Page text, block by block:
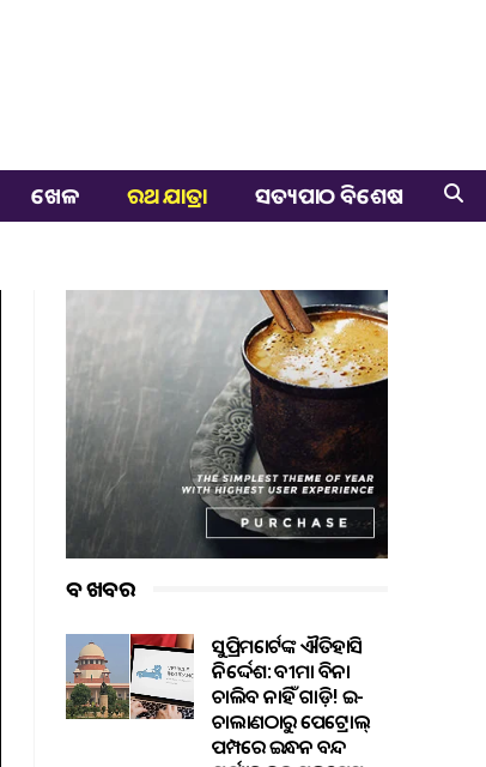
ଖେଳ ରଥ ଯାତ୍ରା ସତ୍ୟପାଠ ବିଶେଷ
ବଡ ଖବର
ସୁପ୍ରିମକୋର୍ଟଙ୍କ ଐତିହାସିକ
ନିର୍ଦ୍ଦେଶ: ବୀମା ବିନା
ଚାଲିବ ନାହିଁ ଗାଡ଼ି! ଇ-
ଚାଲାଣଠାରୁ ପେଟ୍ରୋଲ୍
ପମ୍ପରେ ଇନ୍ଧନ ବନ୍ଦ